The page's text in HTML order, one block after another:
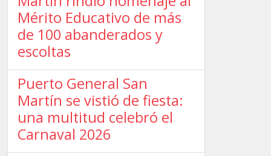
Mérito Educativo de más
de 100 abanderados y
escoltas
Puerto General San
Martín se vistió de fiesta:
una multitud celebró el
Carnaval 2026